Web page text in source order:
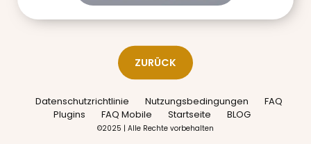
ZURÜCK
Datenschutzrichtlinie Nutzungsbedingungen
FAQ
Plugins
FAQ Mobile Startseite BLOG
©2025 | Alle Rechte vorbehalten